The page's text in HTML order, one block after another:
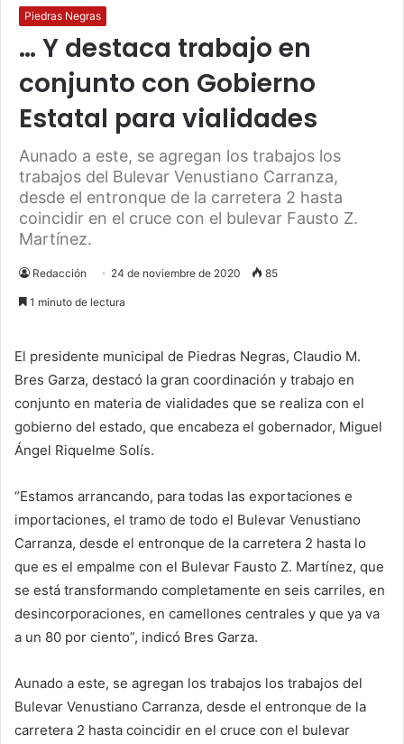
Piedras Negras
… Y destaca trabajo en
conjunto con Gobierno
Estatal para vialidades
Aunado a este, se agregan los trabajos los
trabajos del Bulevar Venustiano Carranza,
desde el entronque de la carretera 2 hasta
coincidir en el cruce con el bulevar Fausto Z.
Martínez.
Redacción 24 de noviembre de 2020 85
1 minuto de lectura
El presidente municipal de Piedras Negras, Claudio M.
Bres Garza, destacó la gran coordinación y trabajo en
conjunto en materia de vialidades que se realiza con el
gobierno del estado, que encabeza el gobernador, Miguel
Ángel Riquelme Solís.
“Estamos arrancando, para todas las exportaciones e
importaciones, el tramo de todo el Bulevar Venustiano
Carranza, desde el entronque de la carretera 2 hasta lo
que es el empalme con el Bulevar Fausto Z. Martínez, que
se está transformando completamente en seis carriles, en
desincorporaciones, en camellones centrales y que ya va
a un 80 por ciento”, indicó Bres Garza.
Aunado a este, se agregan los trabajos los trabajos del
Bulevar Venustiano Carranza, desde el entronque de la
carretera 2 hasta coincidir en el cruce con el bulevar